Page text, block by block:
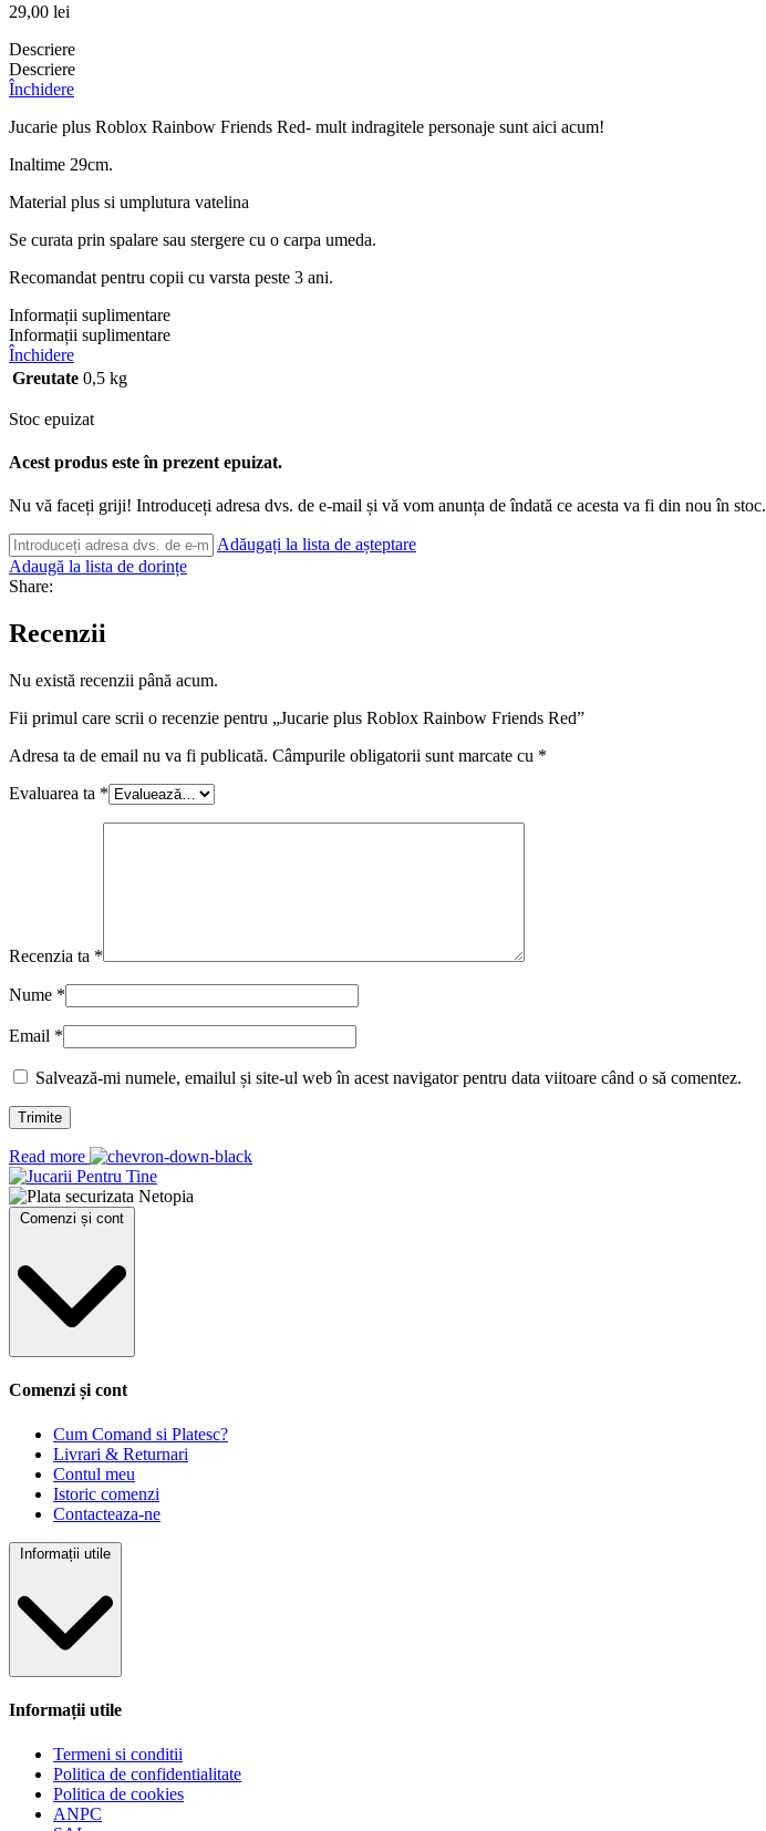
29,00 lei
Descriere
Descriere
Închidere
Jucarie plus Roblox Rainbow Friends Red- mult indragitele personaje sunt aici acum!
Inaltime 29cm.
Material plus si umplutura vatelina
Se curata prin spalare sau stergere cu o carpa umeda.
Recomandat pentru copii cu varsta peste 3 ani.
Informații suplimentare
Informații suplimentare
Închidere
Greutate 0,5 kg
Stoc epuizat
Acest produs este în prezent epuizat.
Nu vă faceți griji! Introduceți adresa dvs. de e-mail și vă vom anunța de îndată ce acesta va fi din nou în stoc.
Adăugați la lista de așteptare
Adaugă la lista de dorințe
Share:
Recenzii
Nu există recenzii până acum.
Fii primul care scrii o recenzie pentru „Jucarie plus Roblox Rainbow Friends Red”
Adresa ta de email nu va fi publicată. Câmpurile obligatorii sunt marcate cu *
Evaluarea ta *
Recenzia ta *
Nume *
Email *
Salvează-mi numele, emailul și site-ul web în acest navigator pentru data viitoare când o să comentez.
Read more
Comenzi și cont
Comenzi și cont
Cum Comand si Platesc?
Livrari & Returnari
Contul meu
Istoric comenzi
Contacteaza-ne
Informații utile
Informații utile
Termeni si conditii
Politica de confidentialitate
Politica de cookies
ANPC